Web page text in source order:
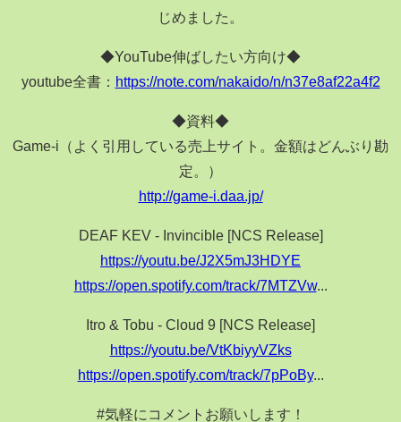
じめました。
◆YouTube伸ばしたい方向け◆
youtube全書： https://note.com/nakaido/n/n37e8af22a4f2
◆資料◆
Game-i（よく引用している売上サイト。金額はどんぶり勘
定。）
http://game-i.daa.jp/
DEAF KEV - Invincible [NCS Release]
https://youtu.be/J2X5mJ3HDYE
https://open.spotify.com/track/7MTZVw...
Itro & Tobu - Cloud 9 [NCS Release]
https://youtu.be/VtKbiyyVZks
https://open.spotify.com/track/7pPoBy...
#気軽にコメントお願いします！